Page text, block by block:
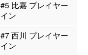
#5 比嘉 プレイヤー
イン
#7 西川 プレイヤー
イン